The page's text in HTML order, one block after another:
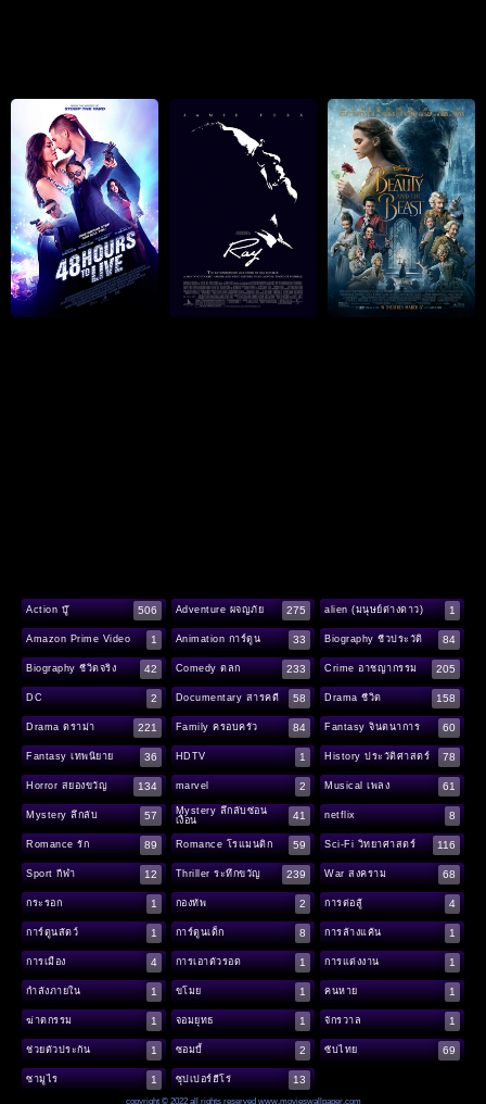
Action บู๊ 506 Adventure ผจญภัย 275 alien (มนุษย์ต่างดาว) 1
Amazon Prime Video 1 Animation การ์ตูน 33 Biography ชีวประวัติ 84
Biography ชีวิตจริง 42 Comedy ตลก 233 Crime อาชญากรรม 205
DC 2 Documentary สารคดี 58 Drama ชีวิต 158
Drama ดราม่า 221 Family ครอบครัว 84 Fantasy จินตนาการ 60
Fantasy เทพนิยาย 36 HDTV 1 History ประวัติศาสตร์ 78
Horror สยองขวัญ 134 marvel 2 Musical เพลง 61
Mystery ลึกลับ 57
Mystery ลึกลับซ่อน
เงื่อน
41 netflix 8
Romance รัก 89 Romance โรแมนติก 59 Sci-Fi วิทยาศาสตร์ 116
Sport กีฬา 12 Thriller ระทึกขวัญ 239 War สงคราม 68
กระรอก 1 กองทัพ 2 การต่อสู้ 4
การ์ตูนสัตว์ 1 การ์ตูนเด็ก 8 การล้างแค้น 1
การเมือง 4 การเอาตัวรอด 1 การแต่งงาน 1
กำลังภายใน 1 ขโมย 1 คนหาย 1
ฆ่าตกรรม 1 จอมยุทธ 1 จักรวาล 1
ช่วยตัวประกัน 1 ซอมบี้ 2 ซับไทย 69
ซามูไร 1 ซุปเปอร์ฮีโร่ 13
copyright © 2022 all rights reserved www.movieswallpaper.com